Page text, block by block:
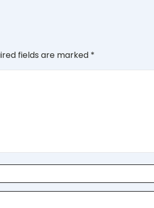
fields are marked *